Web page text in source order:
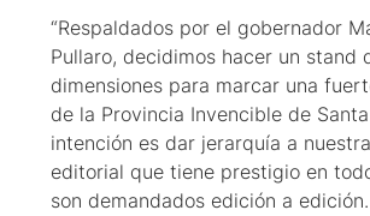
“Respaldados por el gobernador
Pullaro, decidimos hacer un stand
dimensiones para marcar una
de la Provincia Invencible de Santa
intención es dar jerarquía a
editorial que tiene prestigio en
son demandados edición a